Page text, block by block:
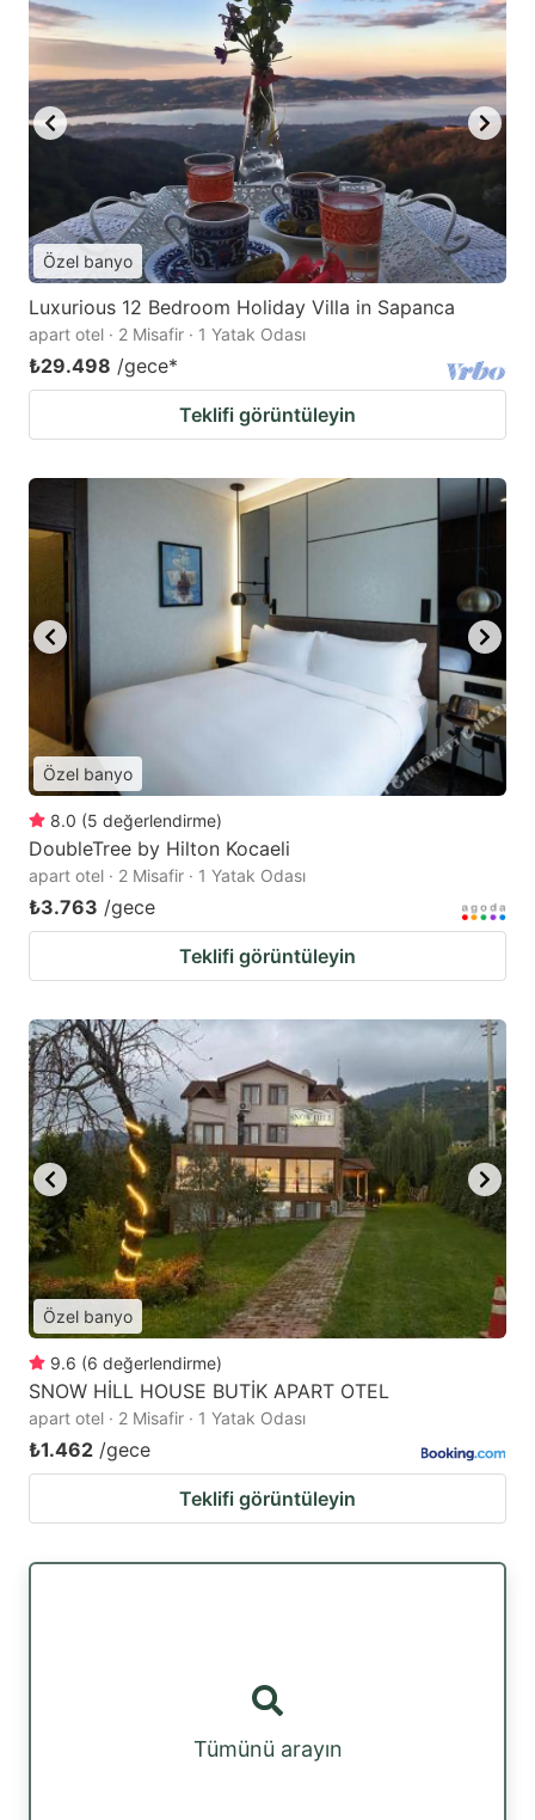
Özel banyo
Luxurious 12 Bedroom Holiday Villa in Sapanca
apart otel · 2 Misafir · 1 Yatak Odası
₺29.498 /gece*
Teklifi görüntüleyin
Özel banyo
8.0 (5 değerlendirme)
DoubleTree by Hilton Kocaeli
apart otel · 2 Misafir · 1 Yatak Odası
₺3.763 /gece
Teklifi görüntüleyin
Özel banyo
9.6 (6 değerlendirme)
SNOW HİLL HOUSE BUTİK APART OTEL
apart otel · 2 Misafir · 1 Yatak Odası
₺1.462 /gece
Teklifi görüntüleyin
Tümünü arayın